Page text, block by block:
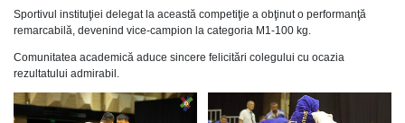
Sportivul instituţiei delegat la această competiţie a obţinut o performanţă
remarcabilă, devenind vice-campion la categoria M1-100 kg.
Comunitatea academică aduce sincere felicitări colegului cu ocazia
rezultatului admirabil.